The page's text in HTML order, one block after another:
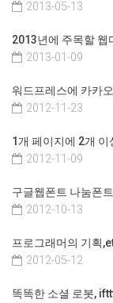
2013-05-13
2013년에 주목할 웹
2013-01-09
워드프레스에 카카
2012-11-23
1개 페이지에 2개 이
2012-11-09
구글웹폰트 나눔폰
2012-10-13
프로그래머의 기획
2012-05-12
똑똑한 소셜 로봇,